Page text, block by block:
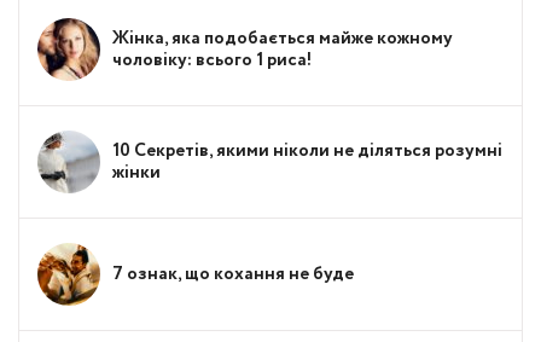
Жінка, яка подобається майже кожному
чоловіку: всього 1 риса!
10 Секретів, якими ніколи не діляться розумні
жінки
7 ознак, що кохання не буде